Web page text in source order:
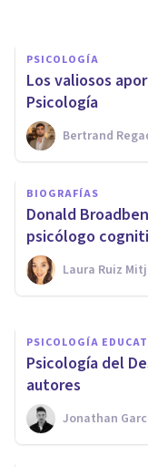
PSICOLOGÍA
Los valiosos
Psicología
Bertrand
BIOGRAFÍAS
Donald
psicólogo
Laura Ruiz
John
pionero
Alex
PSICOLOGÍA
Psicología del
autores
Jonathan